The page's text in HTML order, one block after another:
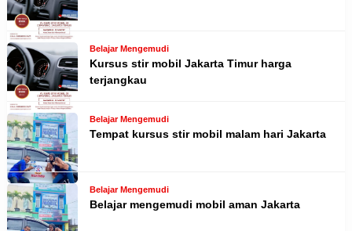
Belajar Mengemudi
Kursus stir mobil Jakarta Timur harga
terjangkau
Belajar Mengemudi
Tempat kursus stir mobil malam hari Jakarta
Belajar Mengemudi
Belajar mengemudi mobil aman Jakarta